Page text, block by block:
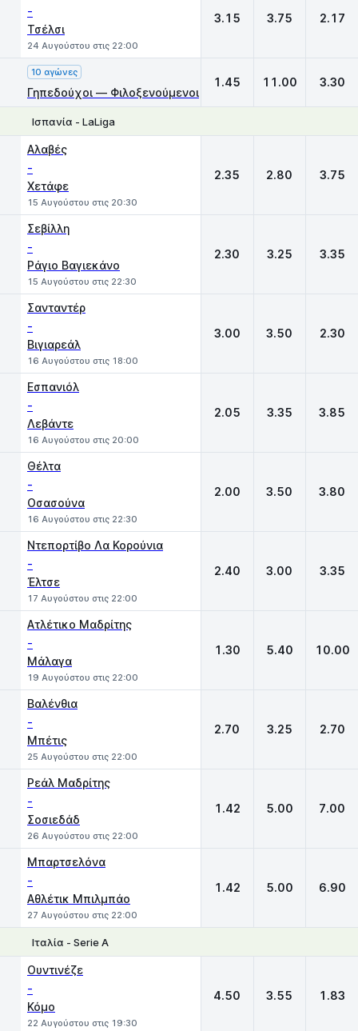
-
Τσέλσι
24 Αυγούστου στις 22:00
3.15 3.75 2.17
10 αγώνες
Γηπεδούχοι — Φιλοξενούμενοι
1.45 11.00 3.30
Ισπανία - LaLiga
Αλαβές
-
Χετάφε
15 Αυγούστου στις 20:30
2.35 2.80 3.75
Σεβίλλη
-
Ράγιο Βαγιεκάνο
15 Αυγούστου στις 22:30
2.30 3.25 3.35
Σανταντέρ
-
Βιγιαρεάλ
16 Αυγούστου στις 18:00
3.00 3.50 2.30
Εσπανιόλ
-
Λεβάντε
16 Αυγούστου στις 20:00
2.05 3.35 3.85
Θέλτα
-
Οσασούνα
16 Αυγούστου στις 22:30
2.00 3.50 3.80
Ντεπορτίβο Λα Κορούνια
-
Έλτσε
17 Αυγούστου στις 22:00
2.40 3.00 3.35
Ατλέτικο Μαδρίτης
-
Μάλαγα
19 Αυγούστου στις 22:00
1.30 5.40 10.00
Βαλένθια
-
Μπέτις
25 Αυγούστου στις 22:00
2.70 3.25 2.70
Ρεάλ Μαδρίτης
-
Σοσιεδάδ
26 Αυγούστου στις 22:00
1.42 5.00 7.00
Μπαρτσελόνα
-
Αθλέτικ Μπιλμπάο
27 Αυγούστου στις 22:00
1.42 5.00 6.90
Ιταλία - Serie A
Ουντινέζε
-
Κόμο
22 Αυγούστου στις 19:30
4.50 3.55 1.83